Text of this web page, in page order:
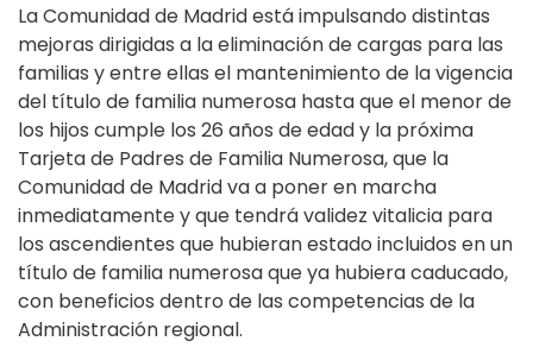
La Comunidad de Madrid está impulsando distintas
mejoras dirigidas a la eliminación de cargas para las
familias y entre ellas el mantenimiento de la vigencia
del título de familia numerosa hasta que el menor de
los hijos cumple los 26 años de edad y la próxima
Tarjeta de Padres de Familia Numerosa, que la
Comunidad de Madrid va a poner en marcha
inmediatamente y que tendrá validez vitalicia para
los ascendientes que hubieran estado incluidos en un
título de familia numerosa que ya hubiera caducado,
con beneficios dentro de las competencias de la
Administración regional.